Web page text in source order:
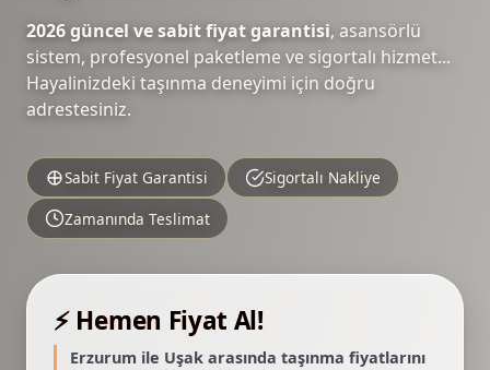
2026 güncel ve sabit fiyat garantisi, asansörlü
sistem, profesyonel paketleme ve sigortalı hizmet...
Hayalinizdeki taşınma deneyimi için doğru
adrestesiniz.
Sabit Fiyat Garantisi
Sigortalı Nakliye
Zamanında Teslimat
⚡ Hemen Fiyat Al!
Erzurum ile Uşak arasında taşınma fiyatlarını